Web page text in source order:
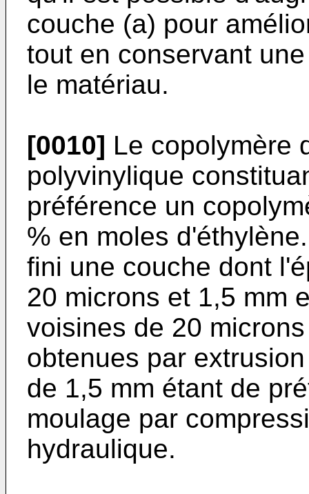
couche (a) pour
tout en conservant
le matériau.
[0010] Le copolymère
polyvinylique
préférence un
% en moles
fini une couche dont
20 microns et 1,5 mm
voisines de 20
obtenues par
de 1,5 mm étant de
moulage par
hydraulique.